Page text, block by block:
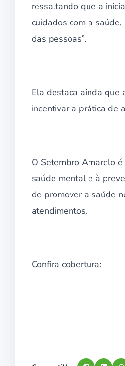
ressaltando que a
cuidados com a
das pessoas”.
Ela destaca ainda que
incentivar a prática de
O Setembro Amarelo
saúde mental e à
de promover a saúde
atendimentos.
Confira cobertura: